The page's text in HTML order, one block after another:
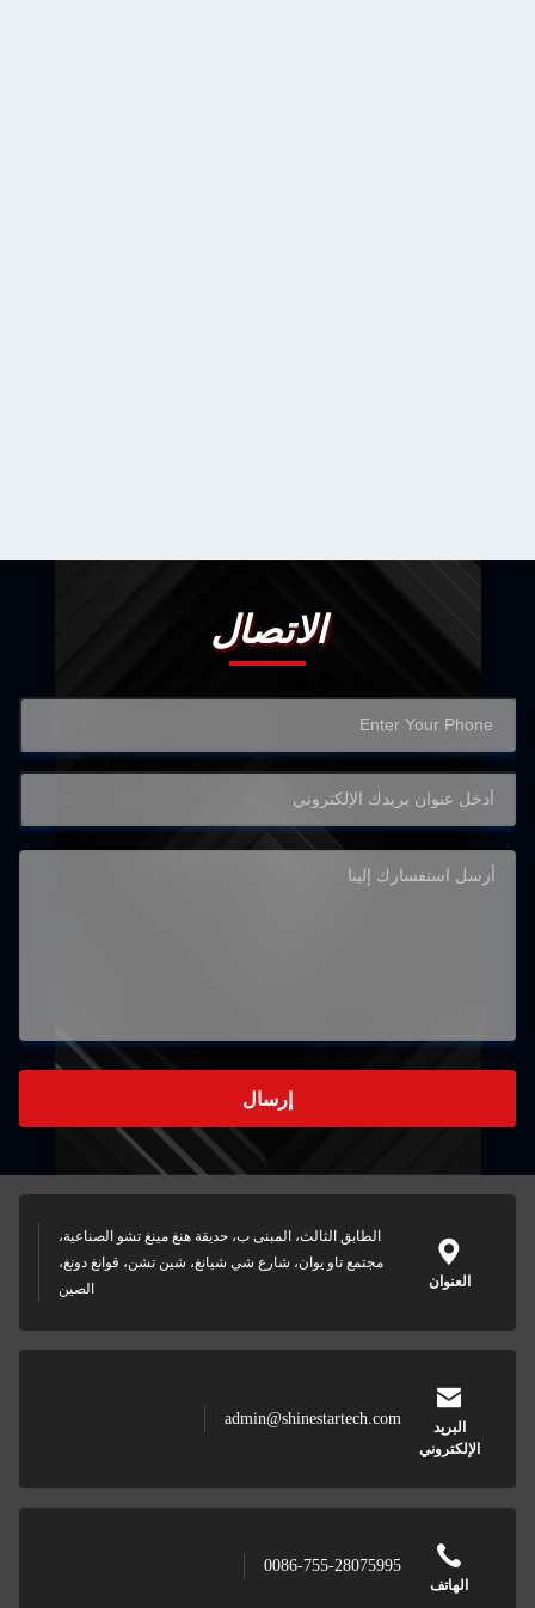
الاتصال
إرسال
العنوان
الطابق الثالث، المبنى ب، حديقة هنغ مينغ تشو الصناعية،
مجتمع تاو يوان، شارع شي شيانغ، شين تشن، قوانغ دونغ،
الصين
البريد
الإلكتروني
admin@shinestartech.com
الهاتف
0086-755-28075995